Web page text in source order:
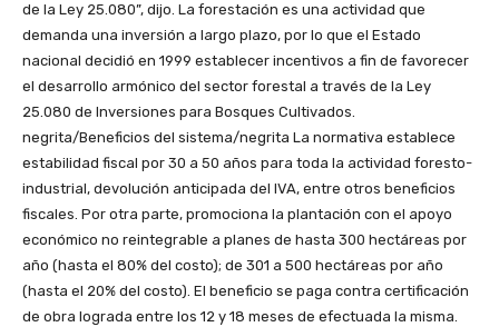
de la Ley 25.080”, dijo. La forestación es una actividad que
demanda una inversión a largo plazo, por lo que el Estado
nacional decidió en 1999 establecer incentivos a fin de favorecer
el desarrollo armónico del sector forestal a través de la Ley
25.080 de Inversiones para Bosques Cultivados.
negrita/Beneficios del sistema/negrita La normativa establece
estabilidad fiscal por 30 a 50 años para toda la actividad foresto-
industrial, devolución anticipada del IVA, entre otros beneficios
fiscales. Por otra parte, promociona la plantación con el apoyo
económico no reintegrable a planes de hasta 300 hectáreas por
año (hasta el 80% del costo); de 301 a 500 hectáreas por año
(hasta el 20% del costo). El beneficio se paga contra certificación
de obra lograda entre los 12 y 18 meses de efectuada la misma.